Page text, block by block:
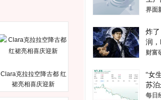
Clara克拉拉空降古都 红
裙亮相喜庆迎新
界面
炸
润
财富
“女
苏泊
频
每日